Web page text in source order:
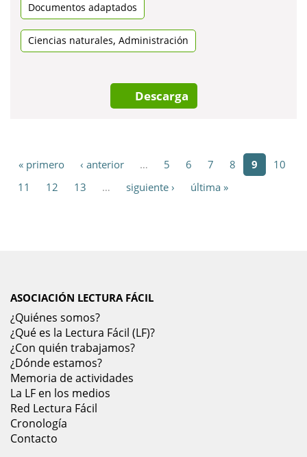
una
pestanya
nova
Documentos adaptados
Ciencias naturales, Administración
Descarga
« primero ‹ anterior … 5 6 7 8 9
10
11
12 13 … siguiente › última »
ASOCIACIÓN LECTURA FÁCIL
¿Quiénes somos?
¿Qué es la Lectura Fácil (LF)?
¿Con quién trabajamos?
¿Dónde estamos?
Memoria de actividades
La LF en los medios
Red Lectura Fácil
Cronología
Contacto